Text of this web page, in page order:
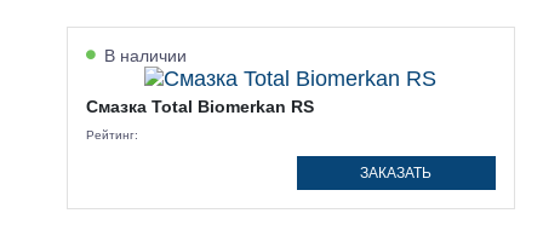
В наличии
Смазка Total Biomerkan RS
Рейтинг:
ЗАКАЗАТЬ